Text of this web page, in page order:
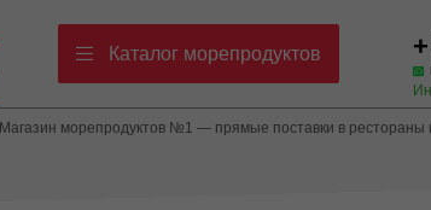
Каталог морепродуктов
Магазин морепродуктов №1 — прямые поставки в рестораны